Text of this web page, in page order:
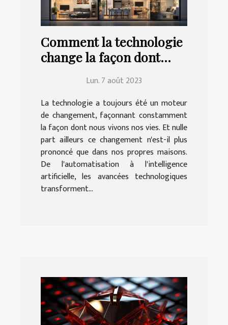
Comment la technologie
change la façon dont
Lun. 7 août 2023
La technologie a toujours été un moteur
de changement, façonnant constamment
la façon dont nous vivons nos vies. Et nulle
part ailleurs ce changement n'est-il plus
prononcé que dans nos propres maisons.
De l'automatisation à l'intelligence
artificielle, les avancées technologiques
transforment...